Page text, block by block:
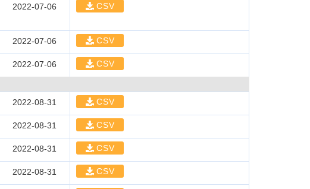
2022-07-06 CSV
2022-07-06 CSV
2022-07-06 CSV
2022-08-31 CSV
2022-08-31 CSV
2022-08-31 CSV
2022-08-31 CSV